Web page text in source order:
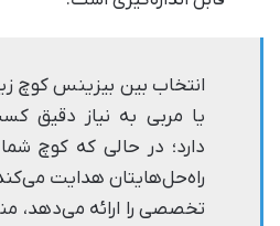
انتخاب بین بیزینس کوچ
یا مربی به نیاز دقیق
دارد؛ در حالی که کوچ
راه‌حل‌هایتان هدایت
تخصصی را ارائه می‌دهد،